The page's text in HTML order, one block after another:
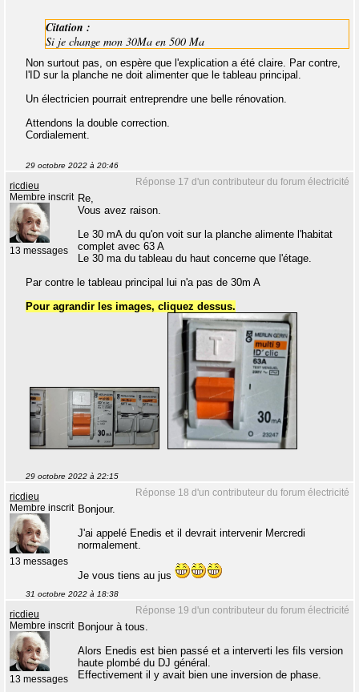
Citation :
Si je change mon 30Ma en 500 Ma
Non surtout pas, on espère que l'explication a été claire. Par contre,
l'ID sur la planche ne doit alimenter que le tableau principal.
Un électricien pourrait entreprendre une belle rénovation.
Attendons la double correction.
Cordialement.
29 octobre 2022 à 20:46
Réponse 17 d'un contributeur du forum électricité
ricdieu
Membre inscrit
13 messages
Re,
Vous avez raison.
Le 30 mA du qu'on voit sur la planche alimente l'habitat
complet avec 63 A
Le 30 ma du tableau du haut concerne que l'étage.
Par contre le tableau principal lui n'a pas de 30m A
Pour agrandir les images, cliquez dessus.
29 octobre 2022 à 22:15
Réponse 18 d'un contributeur du forum électricité
ricdieu
Membre inscrit
13 messages
Bonjour.
J'ai appelé Enedis et il devrait intervenir Mercredi
normalement.
Je vous tiens au jus
31 octobre 2022 à 18:38
Réponse 19 d'un contributeur du forum électricité
ricdieu
Membre inscrit
13 messages
Bonjour à tous.
Alors Enedis est bien passé et a interverti les fils version
haute plombé du DJ général.
Effectivement il y avait bien une inversion de phase.